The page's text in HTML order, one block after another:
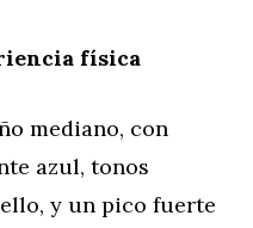
física
mediano, con
azul, tonos
y un pico fuerte